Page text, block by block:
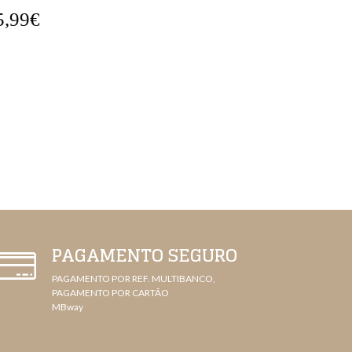
PAGAMENTO SEGURO
PAGAMENTO POR REF. MULTIBANCO,
PAGAMENTO POR CARTÃO
MBway